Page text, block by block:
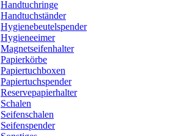
Handtuchringe
Handtuchständer
Hygienebeutelspender
Hygieneeimer
Magnetseifenhalter
Papierkörbe
Papiertuchboxen
Papiertuchspender
Reservepapierhalter
Schalen
Seifenschalen
Seifenspender